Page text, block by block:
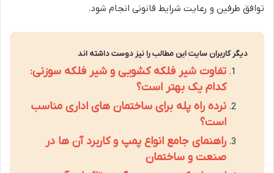
توافق طرفین و رعایت شرایط قانونی انجام شود.
دیگر کاربران سایت این مطالب را نیز دوست داشته اند
تفاوت شیر فلکه کشویی و شیر فلکه سوزنی:
کدام یک بهتر است؟
نرده راه پله برای ساختمان های اداری مناسب
است؟
راهنمای جامع انواع پمپ و کاربرد آن ها در
صنعت و ساختمان